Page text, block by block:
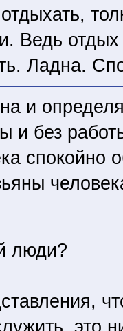
Ведь
Ладна.
и
и без
спокойно
люди?
это